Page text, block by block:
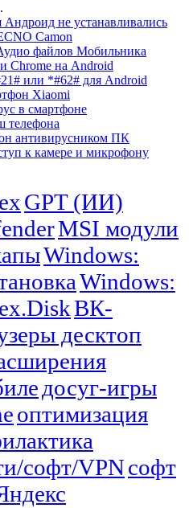
не устанавливались
Camon
файлов Мобильника
Chrome на Android
или *#62# для Android
Xiaomi
в смартфоне
телефона
антивирусником ПК
к камере и микрофону
GPT (ИИ)
MSI модули
Windows:
Windows:
ВК-
десктоп
досуг-игры
оптимизация
софт/VPNсофт